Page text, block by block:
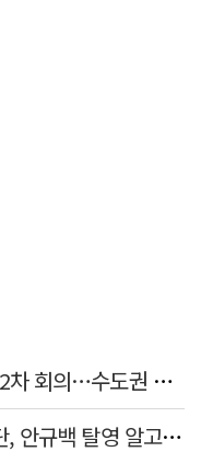
李대통령, 오늘 부동산 공급대책 2차 회의…수도권 공급안 논의
[단독] 김영수 "국방부 청문준비단, 안규백 탈영 알고있었다"